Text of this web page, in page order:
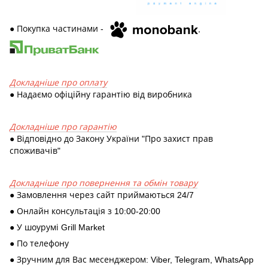
● Покупка частинами - ,
Докладніше про оплату
● Надаємо офіційну гарантію від виробника
Докладніше про гарантію
● Відповідно до Закону України "Про захист прав
споживачів"
Докладніше про повернення та обмін товару
● Замовлення через сайт приймаються 24/7
● Онлайн консультація з 10:00-20:00
● У шоурумі Grill Market
● По телефону
● Зручним для Вас месенджером: Viber, Telegram, WhatsApp